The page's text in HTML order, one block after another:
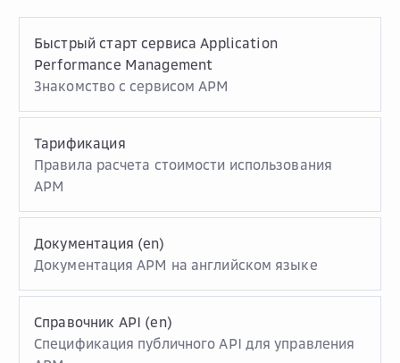
Быстрый старт сервиса Application
Performance Management
Знакомство с сервисом APM
Тарификация
Правила расчета стоимости использования
APM
Документация (en)
Документация APM на английском языке
Справочник API (en)
Спецификация публичного API для управления